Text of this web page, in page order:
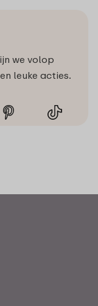
we volop
leuke acties.